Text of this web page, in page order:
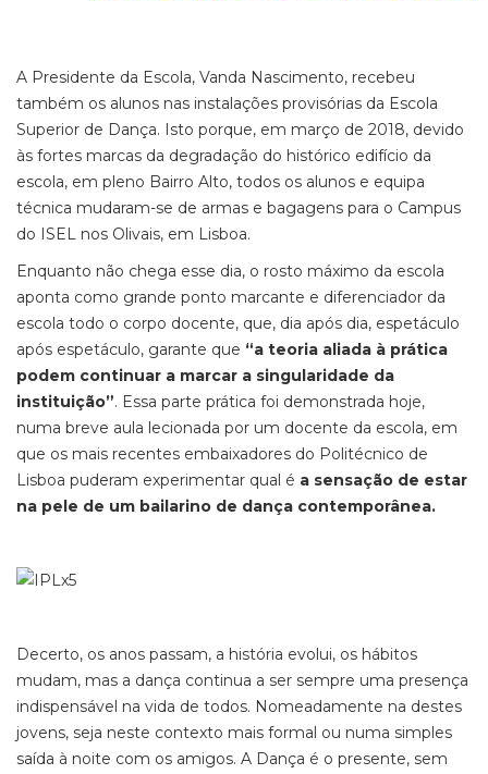
A Presidente da Escola, Vanda Nascimento, recebeu
também os alunos nas instalações provisórias da Escola
Superior de Dança. Isto porque, em março de 2018, devido
às fortes marcas da degradação do histórico edifício da
escola, em pleno Bairro Alto, todos os alunos e equipa
técnica mudaram-se de armas e bagagens para o Campus
do ISEL nos Olivais, em Lisboa.
Enquanto não chega esse dia, o rosto máximo da escola
aponta como grande ponto marcante e diferenciador da
escola todo o corpo docente, que, dia após dia, espetáculo
após espetáculo, garante que “a teoria aliada à prática
podem continuar a marcar a singularidade da
instituição”. Essa parte prática foi demonstrada hoje,
numa breve aula lecionada por um docente da escola, em
que os mais recentes embaixadores do Politécnico de
Lisboa puderam experimentar qual é a sensação de estar
na pele de um bailarino de dança contemporânea.
Decerto, os anos passam, a história evolui, os hábitos
mudam, mas a dança continua a ser sempre uma presença
indispensável na vida de todos. Nomeadamente na destes
jovens, seja neste contexto mais formal ou numa simples
saída à noite com os amigos. A Dança é o presente, sem